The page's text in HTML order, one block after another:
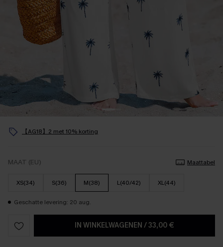
【AG18】2 met 10% korting
MAAT (EU) Maattabel
XS(34) S(36) M(38) L(40/42) XL(44)
Geschatte levering: 20 aug.
IN WINKELWAGENEN /33,00 €